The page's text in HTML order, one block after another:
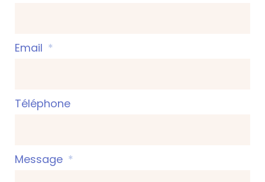
Email
Téléphone
Message